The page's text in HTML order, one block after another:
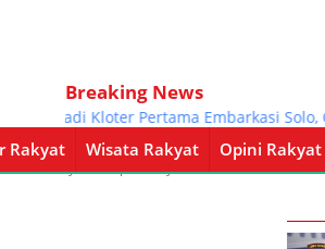
Breaking News
Jadi Kloter Pertama Embarkasi Solo,
Rakyat Wisata Rakyat Opini Rakyat
Wisata Rakyat Opini Rakyat Pemerintahan